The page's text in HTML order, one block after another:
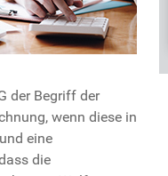
der Begriff der
wenn diese in
eine
die